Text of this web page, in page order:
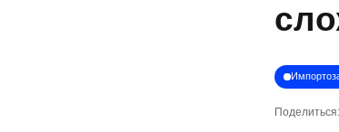
Поделиться: